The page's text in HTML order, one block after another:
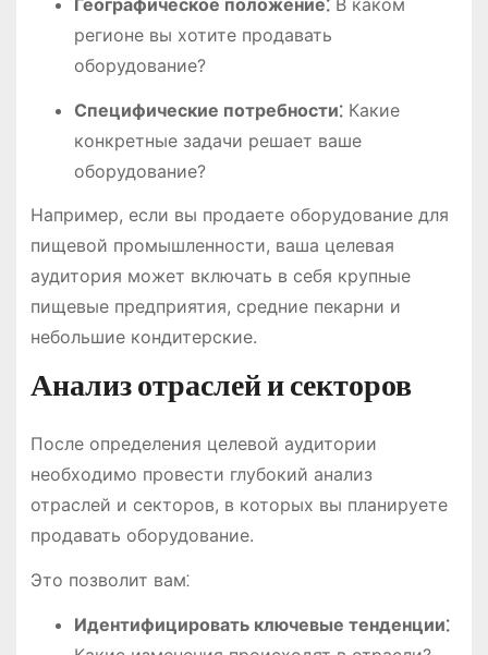
регионе вы хотите продавать
оборудование?
Специфические потребности⁚Какие
конкретные задачи решает ваше
оборудование?
Например, если вы продаете оборудование для
пищевой промышленности, ваша целевая
аудитория может включать в себя крупные
пищевые предприятия, средние пекарни и
небольшие кондитерские.
Анализ отраслей и секторов
После определения целевой аудитории
необходимо провести глубокий анализ
отраслей и секторов, в которых вы планируете
продавать оборудование.
Это позволит вам⁚
Идентифицировать ключевые тенденции⁚